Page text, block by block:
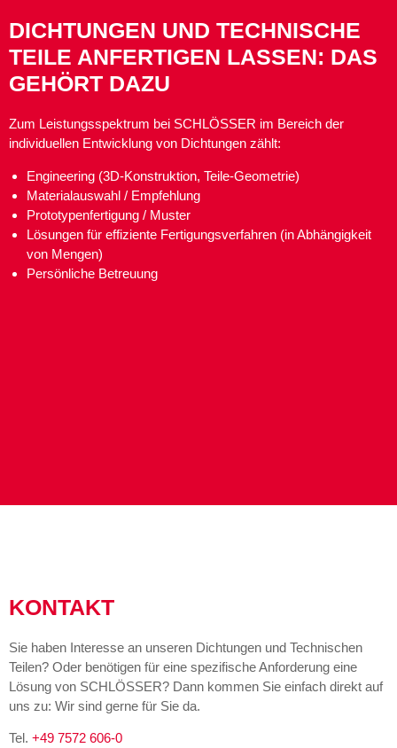
DICHTUNGEN UND TECHNISCHE
TEILE ANFERTIGEN LASSEN: DAS
GEHÖRT DAZU
Zum Leistungsspektrum bei SCHLÖSSER im Bereich der
individuellen Entwicklung von Dichtungen zählt:
Engineering (3D-Konstruktion, Teile-Geometrie)
Materialauswahl / Empfehlung
Prototypenfertigung / Muster
Lösungen für effiziente Fertigungsverfahren (in Abhängigkeit
von Mengen)
Persönliche Betreuung
KONTAKT
Sie haben Interesse an unseren Dichtungen und Technischen
Teilen? Oder benötigen für eine spezifische Anforderung eine
Lösung von SCHLÖSSER? Dann kommen Sie einfach direkt auf
uns zu: Wir sind gerne für Sie da.
Tel. +49 7572 606-0